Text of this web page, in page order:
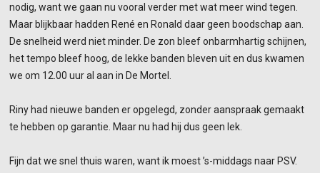
nodig, want we gaan nu vooral verder met wat meer wind tegen.
Maar blijkbaar hadden René en Ronald daar geen boodschap aan.
De snelheid werd niet minder. De zon bleef onbarmhartig schijnen,
het tempo bleef hoog, de lekke banden bleven uit en dus kwamen
we om 12.00 uur al aan in De Mortel.
Riny had nieuwe banden er opgelegd, zonder aanspraak gemaakt
te hebben op garantie. Maar nu had hij dus geen lek.
Fijn dat we snel thuis waren, want ik moest ’s-middags naar PSV.